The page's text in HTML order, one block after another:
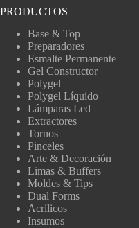
PRODUCTOS
Base & Top
Preparadores
Esmalte Permanente
Gel Constructor
Polygel
Polygel Líquido
Lámparas Led
Extractores
Tornos
Pinceles
Arte & Decoración
Limas & Buffers
Moldes & Tips
Dual Forms
Acrílicos
Insumos